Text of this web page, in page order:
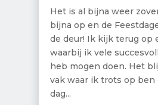
Het is al bijna weer
bijna op en de
de deur! Ik kijk terug op
waarbij ik vele
heb mogen doen. Het
vak waar ik trots op ben
dag...